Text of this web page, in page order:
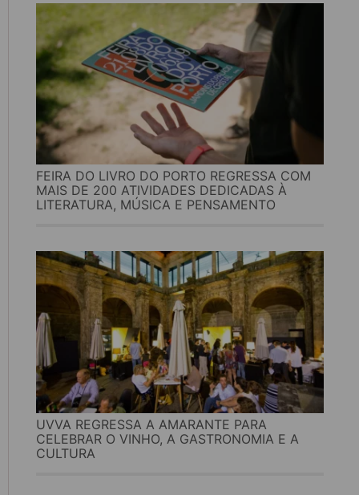
FEIRA DO LIVRO DO PORTO REGRESSA COM
MAIS DE 200 ATIVIDADES DEDICADAS À
LITERATURA, MÚSICA E PENSAMENTO
UVVA REGRESSA A AMARANTE PARA
CELEBRAR O VINHO, A GASTRONOMIA E A
CULTURA